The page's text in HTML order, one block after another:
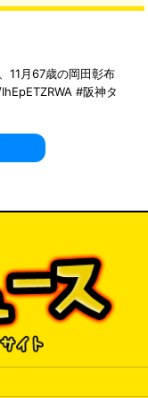
11月67歳の岡田彰布
#阪神タ